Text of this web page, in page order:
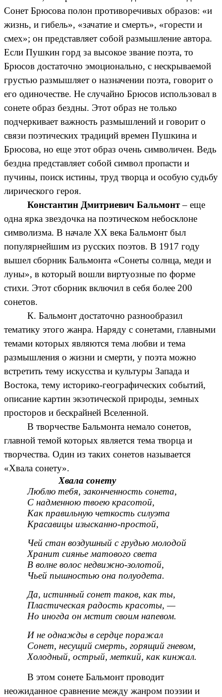
Сонет Брюсова полон противоречивых образов: «и
жизнь, и гибель», «зачатие и смерть», «горести и
смех»; он представляет собой размышление автора.
Если Пушкин горд за высокое звание поэта, то
Брюсов достаточно эмоционально, с нескрываемой
грустью размышляет о назначении поэта, говорит о
его одиночестве. Не случайно Брюсов использовал в
сонете образ бездны. Этот образ не только
подчеркивает важность размышлений и говорит о
связи поэтических традиций времен Пушкина и
Брюсова, но еще этот образ очень символичен. Ведь
бездна представляет собой символ пропасти и
пучины, поиск истины, труд творца и особую судьбу
лирического героя.
Константин Дмитриевич Бальмонт– еще
одна ярка звездочка на поэтическом небосклоне
символизма. В начале XX века Бальмонт был
популярнейшим из русских поэтов. В 1917 году
вышел сборник Бальмонта «Сонеты солнца, меди и
луны», в который вошли виртуозные по форме
стихи. Этот сборник включил в себя более 200
сонетов.
К. Бальмонт достаточно разнообразил
тематику этого жанра. Наряду с сонетами, главными
темами которых являются тема любви и тема
размышления о жизни и смерти, у поэта можно
встретить тему искусства и культуры Запада и
Востока, тему историко-географических событий,
описание картин экзотической природы, земных
просторов и бескрайней Вселенной.
В творчестве Бальмонта немало сонетов,
главной темой которых является тема творца и
творчества. Один из таких сонетов называется
«Хвала сонету».
Хвала сонету
Люблю тебя, законченность сонета,
С надменною твоею красотой,
Как правильную четкость силуэта
Красавицы изысканно-простой,
Чей стан воздушный с грудью молодой
Хранит сиянье матового света
В волне волос недвижно-золотой,
Чьей пышностью она полуодета.
Да, истинный сонет таков, как ты,
Пластическая радость красоты, —
Но иногда он мстит своим напевом.
И не однажды в сердце поражал
Сонет, несущий смерть, горящий гневом,
Холодный, острый, меткий, как кинжал.
В этом сонете Бальмонт проводит
неожиданное сравнение между жанром поэзии и